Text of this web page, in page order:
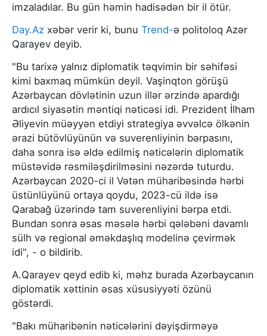
imzaladılar. Bu gün həmin hadisədən bir il ötür.
Day.Az xəbər verir ki, bunu Trend-ə politoloq Azər
Qarayev deyib.
"Bu tarixə yalnız diplomatik təqvimin bir səhifəsi
kimi baxmaq mümkün deyil. Vaşinqton görüşü
Azərbaycan dövlətinin uzun illər ərzində apardığı
ardıcıl siyasətin məntiqi nəticəsi idi. Prezident İlham
Əliyevin müəyyən etdiyi strategiya əvvəlcə ölkənin
ərazi bütövlüyünün və suverenliyinin bərpasını,
daha sonra isə əldə edilmiş nəticələrin diplomatik
müstəvidə rəsmiləşdirilməsini nəzərdə tuturdu.
Azərbaycan 2020-ci il Vətən müharibəsində hərbi
üstünlüyünü ortaya qoydu, 2023-cü ildə isə
Qarabağ üzərində tam suverenliyini bərpa etdi.
Bundan sonra əsas məsələ hərbi qələbəni davamlı
sülh və regional əməkdaşlıq modelinə çevirmək
idi", - o bildirib.
A.Qarayev qeyd edib ki, məhz burada Azərbaycanın
diplomatik xəttinin əsas xüsusiyyəti özünü
göstərdi.
"Bakı müharibənin nəticələrini dəyişdirməyə